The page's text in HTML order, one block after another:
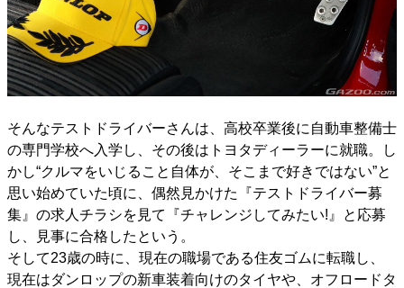
そんなテストドライバーさんは、高校卒業後に自動車整備士
の専門学校へ入学し、その後はトヨタディーラーに就職。し
かし“クルマをいじること自体が、そこまで好きではない”と
思い始めていた頃に、偶然見かけた『テストドライバー募
集』の求人チラシを見て『チャレンジしてみたい!』と応募
し、見事に合格したという。
そして23歳の時に、現在の職場である住友ゴムに転職し、
現在はダンロップの新車装着向けのタイヤや、オフロードタ